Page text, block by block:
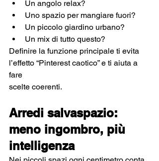
Un angolo relax?
Uno spazio per mangiare fuori?
Un piccolo giardino urbano?
Un mix di tutto questo?
Definire la funzione principale ti evita
l’effetto “Pinterest caotico” e ti aiuta a
fare
scelte coerenti.
Arredi salvaspazio:
meno ingombro, più
intelligenza